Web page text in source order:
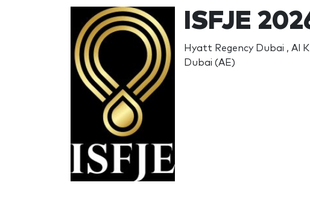
ISFJE
Hyatt Regency Dubai , Al
Dubai (AE)